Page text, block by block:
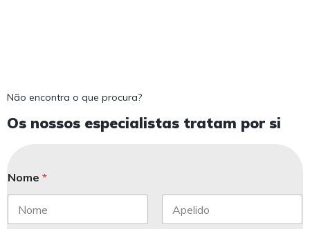
Não encontra o que procura?
Os nossos especialistas tratam por si
Nome *